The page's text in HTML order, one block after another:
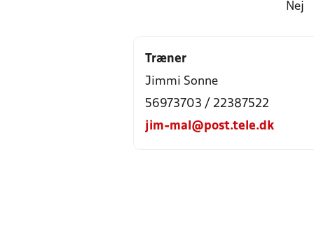
Nej
Træner
Jimmi Sonne
56973703 / 22387522
jim-mal@post.tele.dk